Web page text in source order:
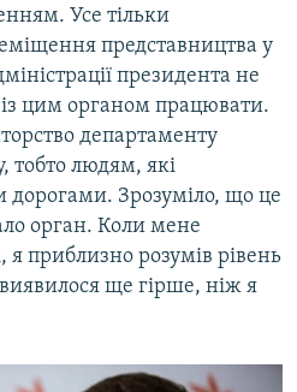
Усе тільки
представництва у
президента не
цим органом працювати.
департаменту
тобто людям, які
дорогами. Зрозуміло, що це
орган. Коли мене
я приблизно розумів рівень
ще гірше, ніж я